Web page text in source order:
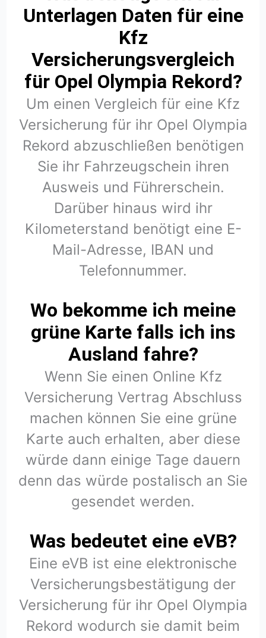
Unterlagen Daten für eine
Kfz
Versicherungsvergleich
für Opel Olympia Rekord?
Um einen Vergleich für eine Kfz
Versicherung für ihr Opel Olympia
Rekord abzuschließen benötigen
Sie ihr Fahrzeugschein ihren
Ausweis und Führerschein.
Darüber hinaus wird ihr
Kilometerstand benötigt eine E-
Mail-Adresse, IBAN und
Telefonnummer.
Wo bekomme ich meine
grüne Karte falls ich ins
Ausland fahre?
Wenn Sie einen Online Kfz
Versicherung Vertrag Abschluss
machen können Sie eine grüne
Karte auch erhalten, aber diese
würde dann einige Tage dauern
denn das würde postalisch an Sie
gesendet werden.
Was bedeutet eine eVB?
Eine eVB ist eine elektronische
Versicherungsbestätigung der
Versicherung für ihr Opel Olympia
Rekord wodurch sie damit beim